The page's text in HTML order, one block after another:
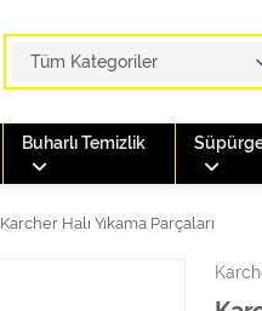
Buharlı Temizlik
Karcher Halı Yıkama Parçaları